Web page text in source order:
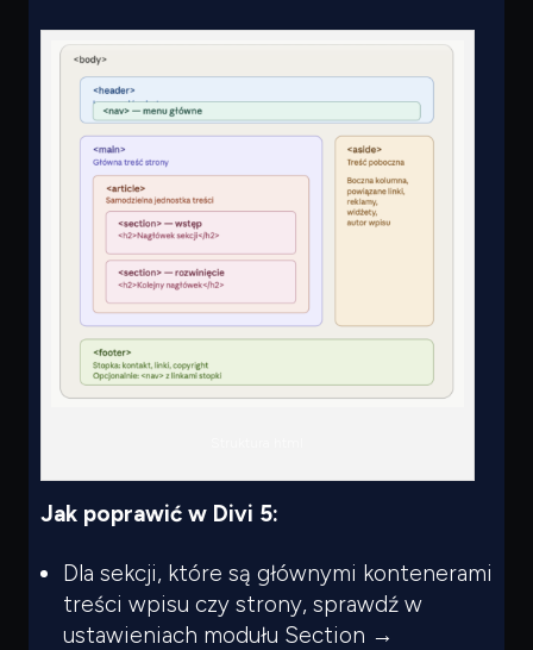
Jak poprawić w Divi 5:
Dla sekcji, które są głównymi kontenerami
treści wpisu czy strony, sprawdź w
ustawieniach modułu Section →